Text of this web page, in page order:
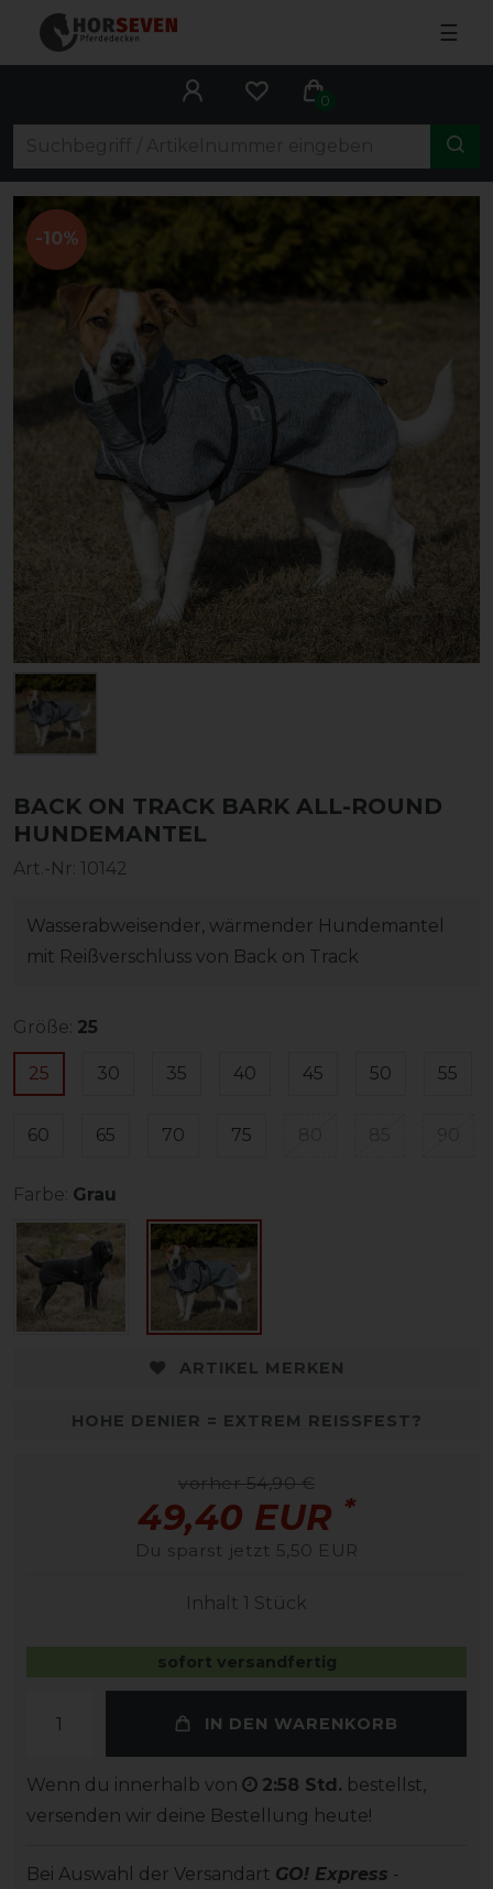
☰
0
-10%
BACK ON TRACK BARK ALL-ROUND
HUNDEMANTEL
Art.-Nr: 10142
Wasserabweisender, wärmender Hundemantel
mit Reißverschluss von Back on Track
Größe: 25
25 30 35 40 45 50 55
60 65 70 75
Farbe: Grau
ARTIKEL MERKEN
HOHE DENIER = EXTREM REISSFEST?
vorher 54,90 €
49,40 EUR *
Du sparst jetzt 5,50 EUR
Inhalt 1 Stück
sofort versandfertig
IN DEN WARENKORB
Wenn du innerhalb von 2:58 Std. bestellst,
versenden wir deine Bestellung heute!
Bei Auswahl der Versandart GO! Express -